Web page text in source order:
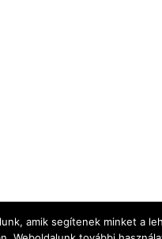
amik segítenek minket a